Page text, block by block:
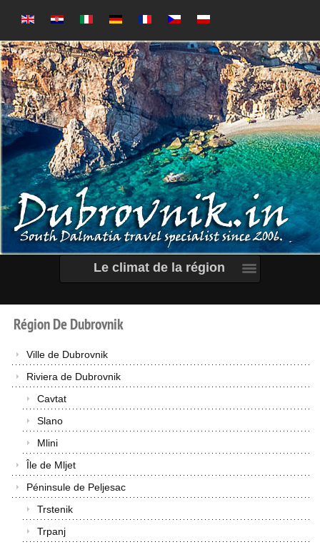
Le climat de la région
RégionDeDubrovnik
Ville de Dubrovnik
Riviera de Dubrovnik
Cavtat
Slano
Mlini
Île de Mljet
Péninsule de Peljesac
Trstenik
Trpanj